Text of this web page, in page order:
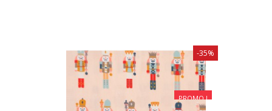
PROMO !
-35%